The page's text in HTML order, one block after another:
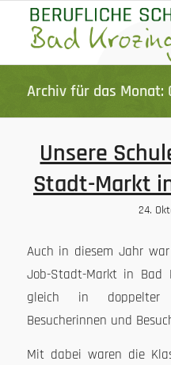
Archiv für das Monat:
Unsere
Stadt-Markt
24.
Auch in diesem Jahr
Job-Stadt-Markt in Bad
gleich in doppelter
Besucherinnen und
Mit dabei waren die